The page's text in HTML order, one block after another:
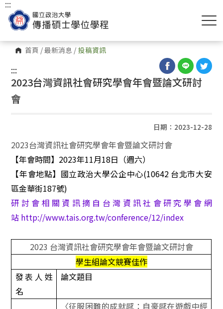
首頁 /最新消息 / 投稿資訊
:::
:::
2023台灣資訊社會研究學會年會暨論文研討
會
日期：2023-12-28
2023台灣資訊社會研究學會年會暨論文研討會
【年會時間】 2023年11月18日（週六）
【年會地點】國立政治大學公企中心(10642 台北市大安
區金華街187號)
研討會相關資訊摘自 台灣資訊社會研究學會網
站 http://www.tais.org.tw/conference/12/index
2023 台灣資訊社會研究學會年會暨論文研討會
學生組論文競賽佳作
發表人姓
名
論文題目
〈征服困難的成就感：自豪感在遊戲中經